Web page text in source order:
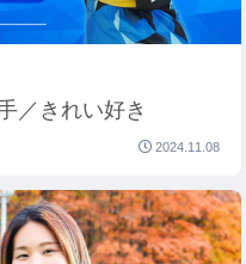
／きれい好き
2024.11.08